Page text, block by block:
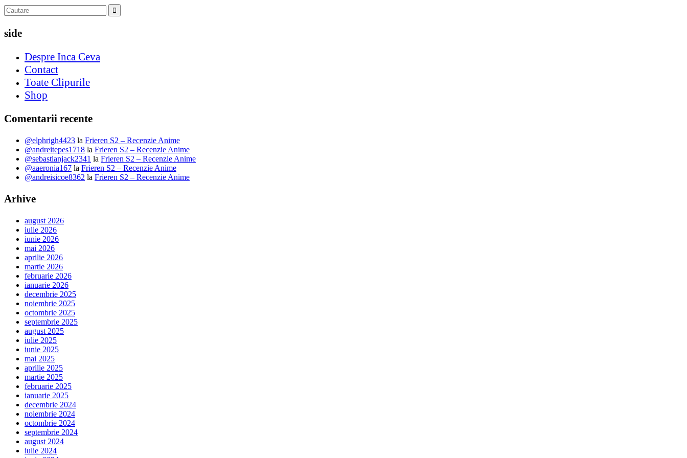
side
Despre Inca Ceva
Contact
Toate Clipurile
Shop
Comentarii recente
@elphrigh4423 la Frieren S2 – Recenzie Anime
@andreitepes1718 la Frieren S2 – Recenzie Anime
@sebastianjack2341 la Frieren S2 – Recenzie Anime
@aaeronia167 la Frieren S2 – Recenzie Anime
@andreisicoe8362 la Frieren S2 – Recenzie Anime
Arhive
august 2026
iulie 2026
iunie 2026
mai 2026
aprilie 2026
martie 2026
februarie 2026
ianuarie 2026
decembrie 2025
noiembrie 2025
octombrie 2025
septembrie 2025
august 2025
iulie 2025
iunie 2025
mai 2025
aprilie 2025
martie 2025
februarie 2025
ianuarie 2025
decembrie 2024
noiembrie 2024
octombrie 2024
septembrie 2024
august 2024
iulie 2024